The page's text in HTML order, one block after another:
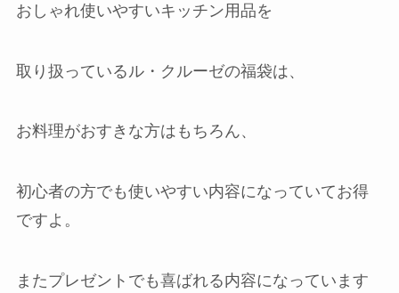
おしゃれ使いやすいキッチン用品を
取り扱っているル・クルーゼの福袋は、
お料理がおすきな方はもちろん、
初心者の方でも使いやすい内容になっていてお得
ですよ。
またプレゼントでも喜ばれる内容になっています